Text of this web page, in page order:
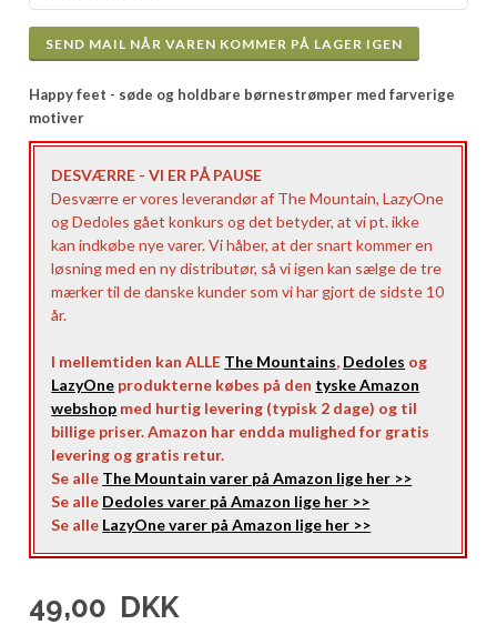
SEND MAIL NÅR VAREN KOMMER PÅ LAGER IGEN
Happy feet - søde og holdbare børnestrømper med farverige
motiver
DESVÆRRE - VI ER PÅ PAUSE
Desværre er vores leverandør af The Mountain, LazyOne
og Dedoles gået konkurs og det betyder, at vi pt. ikke
kan indkøbe nye varer. Vi håber, at der snart kommer en
løsning med en ny distributør, så vi igen kan sælge de tre
mærker til de danske kunder som vi har gjort de sidste 10
år.
I mellemtiden kan ALLE The Mountains, Dedoles og
LazyOne produkterne købes på den tyske Amazon
webshop med hurtig levering (typisk 2 dage) og til
billige priser. Amazon har endda mulighed for gratis
levering og gratis retur.
Se alle The Mountain varer på Amazon lige her >>
Se alle Dedoles varer på Amazon lige her >>
Se alle LazyOne varer på Amazon lige her >>
49,00 DKK